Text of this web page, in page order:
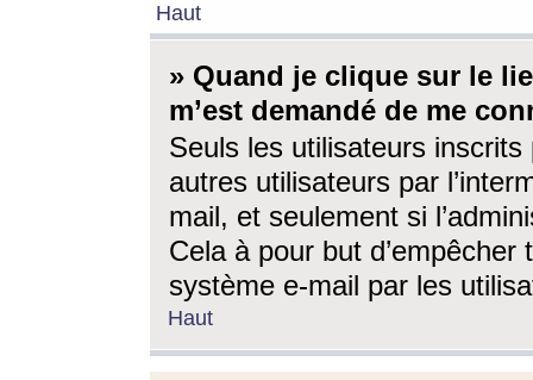
Haut
» Quand je clique sur le
m’est demandé de me
Seuls les utilisateurs
autres utilisateurs par
mail, et seulement si
Cela à pour but
système e-mail par les
Haut